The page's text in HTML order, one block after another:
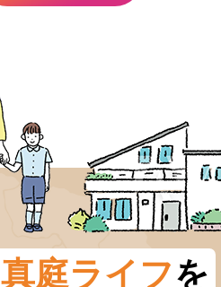
真庭ライフを